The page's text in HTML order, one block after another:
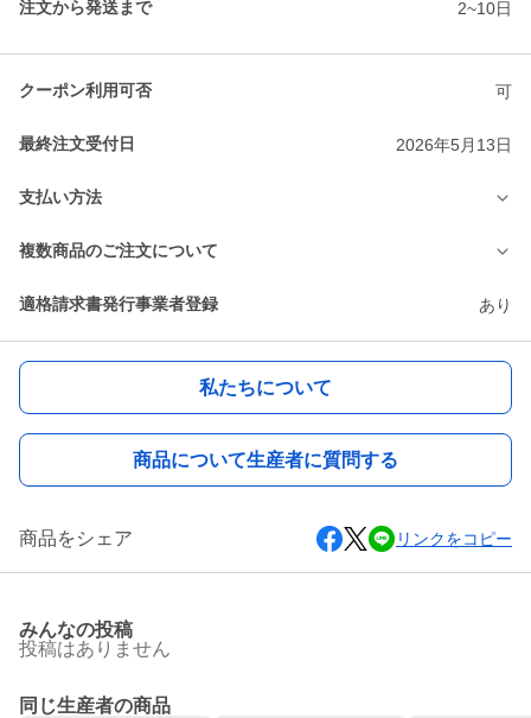
注文から発送まで 2~10日
クーポン利用可否 可
最終注文受付日 2026年5月13日
支払い方法
複数商品のご注文について
適格請求書発行事業者登録 あり
私たちについて
商品について生産者に質問する
商品をシェア リンクをコピー
みんなの投稿
投稿はありません
同じ生産者の商品